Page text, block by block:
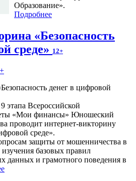
Образование».
Подробнее
«Безопасность
среде» 12+
этапа Всероссийской
«Мои финансы» Юношеский
проводит интернет-викторину
среде».
защиты от мошенничества в
базовых правил
данных и грамотного поведения в